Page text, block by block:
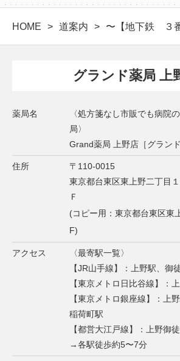
HOME 道案内 〜【地下鉄 ３
グランド薬局 上
薬局名
〈処方箋なし市販でも病院
局〉
Grand薬局 上野店［グラン
住所
〒110-0015
東京都台東区東上野二丁目
Ｆ
(コピー用：東京都台東区東
F)
アクセス
〈最寄駅一覧〉
【JR山手線】：上野駅、御
【東京メトロ日比谷線】：
【東京メトロ銀座線】：上
稲荷町駅
【都営大江戸線】：上野御
→各駅徒歩約5〜7分